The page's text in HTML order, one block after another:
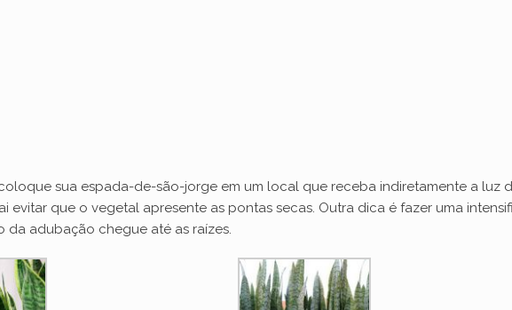
sua espada-de-são-jorge em um local que receba indiretamente a luz
evitar que o vegetal apresente as pontas secas. Outra dica é fazer uma
da adubação chegue até as raízes.